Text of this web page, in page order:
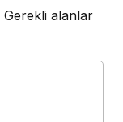
Gerekli alanlar